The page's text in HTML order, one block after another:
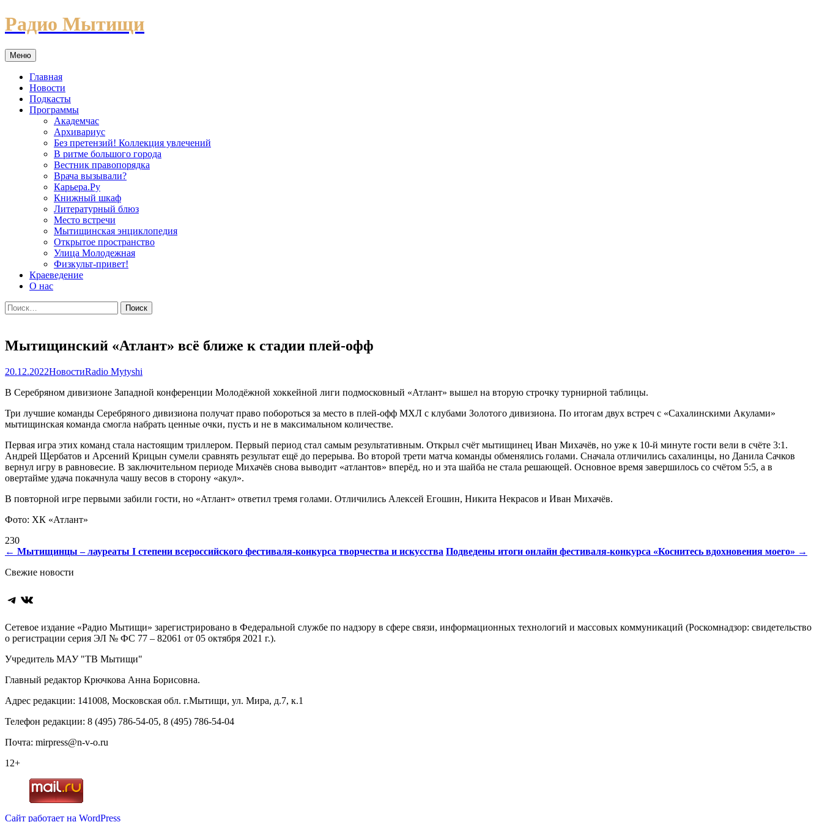
Перейти
к
Радио Мытищи
Меню
Главная
Новости
Подкасты
Программы
Академчас
Архивариус
Без претензий! Коллекция увлечений
В ритме большого города
Вестник правопорядка
Врача вызывали?
Карьера.Ру
Книжный шкаф
Литературный блюз
Место встречи
Мытищинская энциклопедия
Открытое пространство
Улица Молодежная
Физкульт-привет!
Краеведение
О нас
Найти:
Мытищинский «Атлант» всё ближе к стадии плей-офф
20.12.2022НовостиRadio Mytyshi
В Серебряном дивизионе Западной конференции Молодёжной хоккейной лиги подмосковный «Атлант» вышел на вторую строчку турнирной таблицы.
Три лучшие команды Серебряного дивизиона получат право побороться за место в плей-офф МХЛ с клубами Золотого дивизиона. По итогам двух встреч с «Сахалинскими Акулами»
мытищинская команда смогла набрать ценные очки, пусть и не в максимальном количестве.
Первая игра этих команд стала настоящим триллером. Первый период стал самым результативным. Открыл счёт мытищинец Иван Михачёв, но уже к 10-й минуте гости вели в счёте 3:1.
Андрей Щербатов и Арсений Крицын сумели сравнять результат ещё до перерыва. Во второй трети матча команды обменялись голами. Сначала отличились сахалинцы, но Данила Сачков
вернул игру в равновесие. В заключительном периоде Михачёв снова выводит «атлантов» вперёд, но и эта шайба не стала решающей. Основное время завершилось со счётом 5:5, а в
овертайме удача покачнула чашу весов в сторону «акул».
В повторной игре первыми забили гости, но «Атлант» ответил тремя голами. Отличились Алексей Егошин, Никита Некрасов и Иван Михачёв.
Фото: ХК «Атлант»
230
Навигация
по
← Мытищинцы – лауреаты I степени всероссийского фестиваля-конкурса творчества и искусства Подведены итоги онлайн фестиваля-конкурса «Коснитесь вдохновения моего» →
Свежие новости
Telegram
ВКонтакте
Сетевое издание «Радио Мытищи» зарегистрировано в Федеральной службе по надзору в сфере связи, информационных технологий и массовых коммуникаций (Роскомнадзор: свидетельство
о регистрации серия ЭЛ № ФС 77 – 82061 от 05 октября 2021 г.).
Учредитель МАУ "ТВ Мытищи"
Главный редактор Крючкова Анна Борисовна.
Адрес редакции: 141008, Московская обл. г.Мытищи, ул. Мира, д.7, к.1
Телефон редакции: 8 (495) 786-54-05, 8 (495) 786-54-04
Почта: mirpress@n-v-o.ru
12+
Сайт работает на WordPress